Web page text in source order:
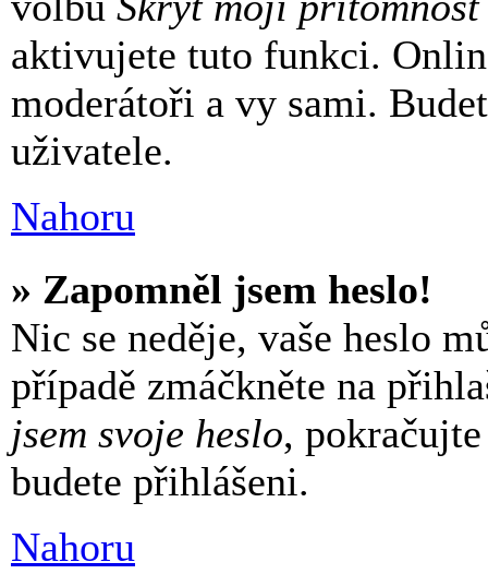
aktivujete tuto funkci.
moderátoři a vy sami.
uživatele.
Nahoru
» Zapomněl jsem heslo!
Nic se neděje, vaše heslo
případě zmáčkněte na
jsem svoje heslo,
budete přihlášeni.
Nahoru